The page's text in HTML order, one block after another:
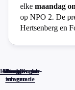
elke maandag
op NPO 2. De
Hertsenberg en
Home
Actueel
Uitzendingen
Reacties
Programma-
informatie
Veelgestelde
vragen